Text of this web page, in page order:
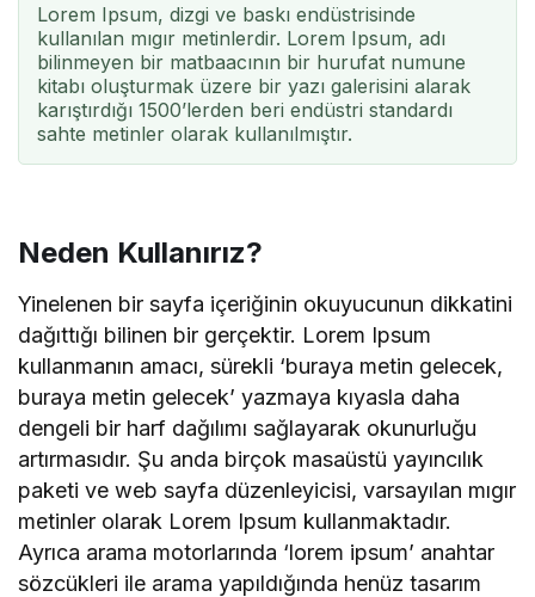
Lorem Ipsum, dizgi ve baskı endüstrisinde
kullanılan mıgır metinlerdir. Lorem Ipsum, adı
bilinmeyen bir matbaacının bir hurufat numune
kitabı oluşturmak üzere bir yazı galerisini alarak
karıştırdığı 1500’lerden beri endüstri standardı
sahte metinler olarak kullanılmıştır.
Neden Kullanırız?
Yinelenen bir sayfa içeriğinin okuyucunun dikkatini
dağıttığı bilinen bir gerçektir. Lorem Ipsum
kullanmanın amacı, sürekli ‘buraya metin gelecek,
buraya metin gelecek’ yazmaya kıyasla daha
dengeli bir harf dağılımı sağlayarak okunurluğu
artırmasıdır. Şu anda birçok masaüstü yayıncılık
paketi ve web sayfa düzenleyicisi, varsayılan mıgır
metinler olarak Lorem Ipsum kullanmaktadır.
Ayrıca arama motorlarında ‘lorem ipsum’ anahtar
sözcükleri ile arama yapıldığında henüz tasarım